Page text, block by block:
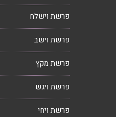
פרשת וישלח
פרשת וישב
פרשת מקץ
פרשת ויגש
פרשת ויחי